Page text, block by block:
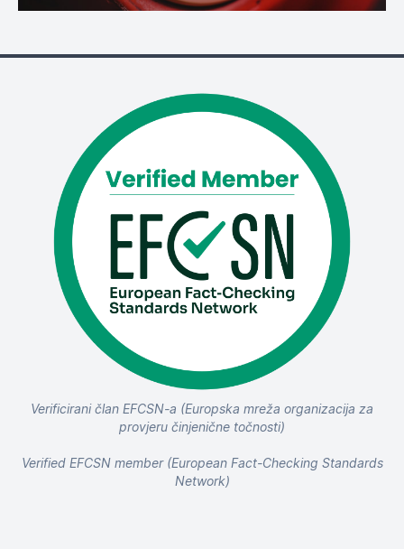
Verificirani član EFCSN-a (Europska mreža organizacija za
provjeru činjenične točnosti)
Verified EFCSN member (European Fact-Checking Standards
Network)